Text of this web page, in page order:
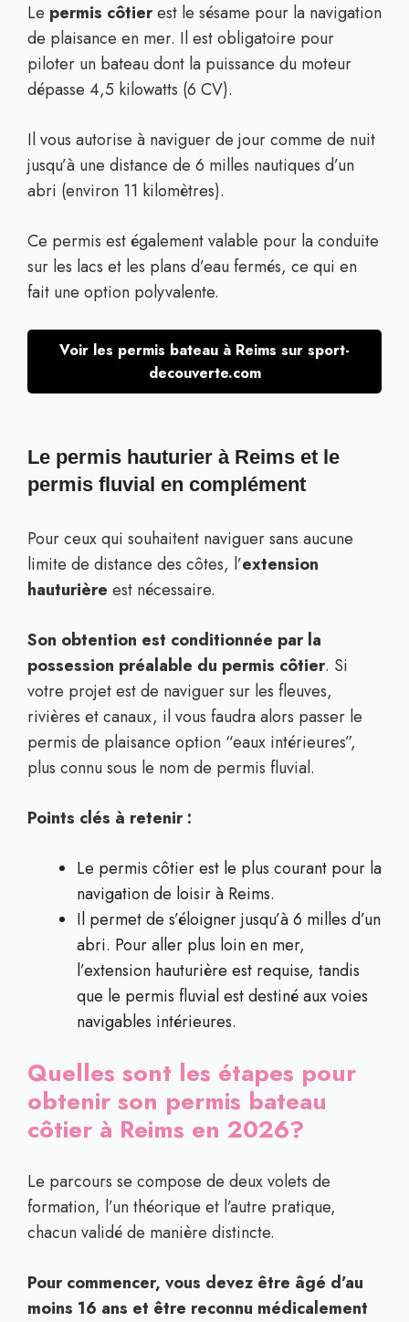
Le permis côtierest le sésame pour la navigation
de plaisance en mer. Il est obligatoire pour
piloter un bateau dont la puissance du moteur
dépasse 4,5 kilowatts (6 CV).
Il vous autorise à naviguer de jour comme de nuit
jusqu’à une distance de 6 milles nautiques d’un
abri (environ 11 kilomètres).
Ce permis est également valable pour la conduite
sur les lacs et les plans d’eau fermés, ce qui en
fait une option polyvalente.
Voir les permis bateau à Reims sur sport-
decouverte.com
Le permis hauturier à Reims et le
permis fluvial en complément
Pour ceux qui souhaitent naviguer sans aucune
limite de distance des côtes, l’extension
hauturière est nécessaire.
Son obtention est conditionnée par la
possession préalable du permis côtier. Si
votre projet est de naviguer sur les fleuves,
rivières et canaux, il vous faudra alors passer le
permis de plaisance option “eaux intérieures”,
plus connu sous le nom de permis fluvial.
Points clés à retenir :
Le permis côtier est le plus courant pour la
navigation de loisir à Reims.
Il permet de s’éloigner jusqu’à 6 milles d’un
abri. Pour aller plus loin en mer,
l’extension hauturière est requise, tandis
que le permis fluvial est destiné aux voies
navigables intérieures.
Quelles sont les étapes pour
obtenir son permis bateau
côtier à Reims en 2026?
Le parcours se compose de deux volets de
formation, l’un théorique et l’autre pratique,
chacun validé de manière distincte.
Pour commencer, vous devez être âgé d’au
moins 16 ans et être reconnu médicalement